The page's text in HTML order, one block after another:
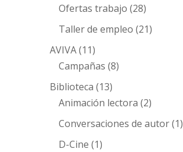
Ofertas trabajo (28)
Taller de empleo (21)
AVIVA(11)
Campañas (8)
Biblioteca (13)
Animación lectora (2)
Conversaciones de autor(1)
D-Cine (1)